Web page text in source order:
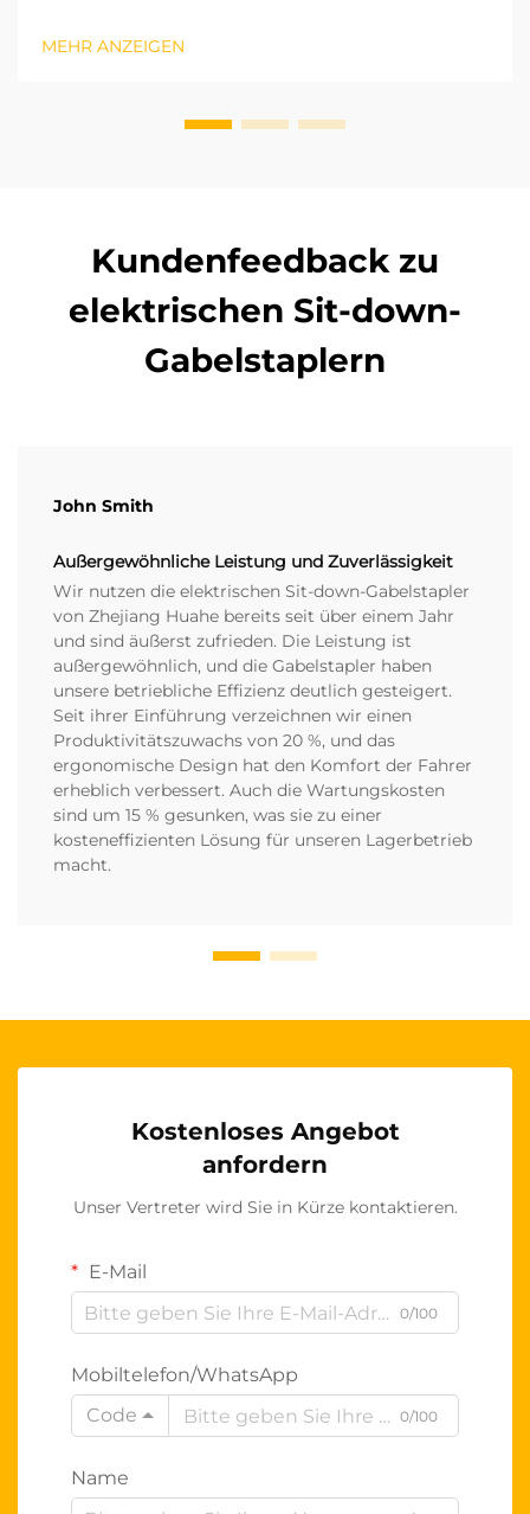
elektrischen Gabelstapler auszuwählen. Basierend auf
MEHR ANZEIGEN
Kundenfeedback zu
elektrischen Sit-down-
Gabelstaplern
John Smith
Außergewöhnliche Leistung und Zuverlässigkeit
Wir nutzen die elektrischen Sit-down-Gabelstapler
von Zhejiang Huahe bereits seit über einem Jahr
und sind äußerst zufrieden. Die Leistung ist
außergewöhnlich, und die Gabelstapler haben
unsere betriebliche Effizienz deutlich gesteigert.
Seit ihrer Einführung verzeichnen wir einen
Produktivitätszuwachs von 20 %, und das
ergonomische Design hat den Komfort der Fahrer
erheblich verbessert. Auch die Wartungskosten
sind um 15 % gesunken, was sie zu einer
kosteneffizienten Lösung für unseren Lagerbetrieb
macht.
Kostenloses Angebot
anfordern
Unser Vertreter wird Sie in Kürze kontaktieren.
E-Mail
0/100
Mobiltelefon/WhatsApp
Code
0/100
Name